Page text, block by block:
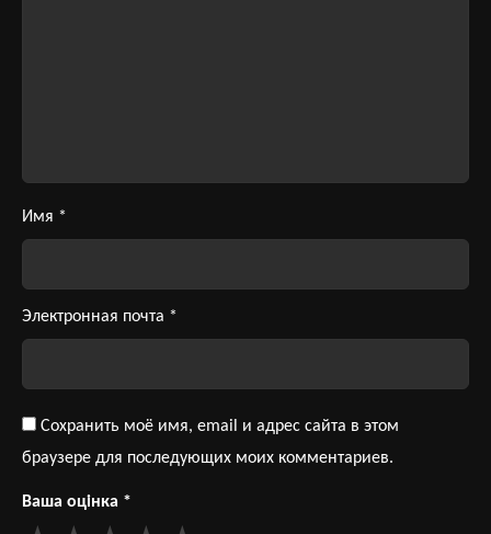
Имя *
Электронная почта *
Сохранить моё имя, email и адрес сайта в этом
браузере для последующих моих комментариев.
Ваша оцінка *